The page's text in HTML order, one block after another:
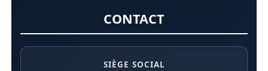
CONTACT
SIÈGE SOCIAL